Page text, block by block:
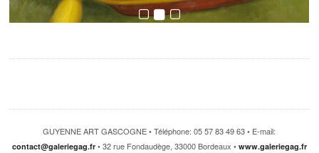
GUYENNE ART GASCOGNE • Téléphone: 05 57 83 49 63 • E-mail:
contact@galeriegag.fr• 32 rue Fondaudège, 33000 Bordeaux • www.galeriegag.fr